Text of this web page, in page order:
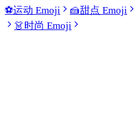
⚽运动 Emoji 🍰甜点 Emoji
👗时尚 Emoji